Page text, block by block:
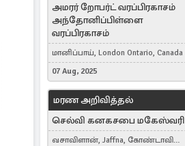
அமரர் றோபர்ட் வரப்பிரகாசம்
அந்தோனிப்பிள்ளை
வரப்பிரகாசம்
மானிப்பாய், London Ontario, Canada
07 Aug, 2025
மரண அறிவித்தல்
செல்வி கனகசபை மகேஸ்வரி
வசாவிளான், Jaffna, கோண்டாவில்